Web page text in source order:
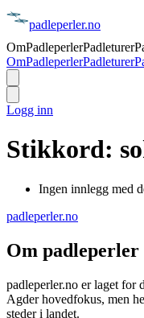
padleperler.no
OmPadleperlerPadleturer
OmPadleperlerPadleturer
Logg inn
Stikkord:
Ingen innlegg med
padleperler.no
Om padleperler
padleperler.no er laget for
Agder hovedfokus, men
steder i landet.